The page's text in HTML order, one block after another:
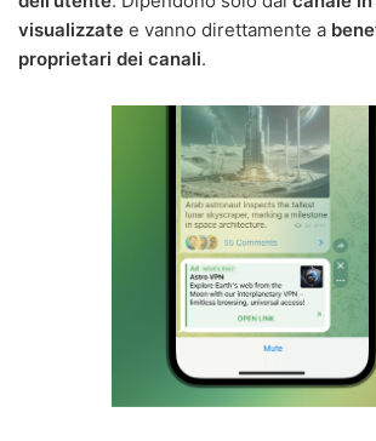
visualizzate e vanno direttamente a
proprietari dei canali.